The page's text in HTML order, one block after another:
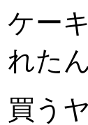
ケー
れた
買う